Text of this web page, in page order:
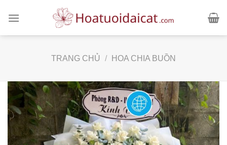
TRANG CHỦ / HOA CHIA BUỒN